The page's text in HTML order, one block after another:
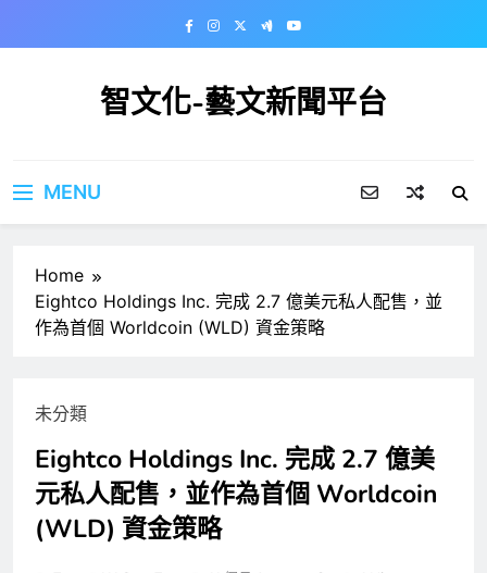
智文化-藝文新聞平台
MENU
Home
Eightco Holdings Inc. 完成 2.7 億美元私人配售，並
作為首個 Worldcoin (WLD) 資金策略
未分類
Eightco Holdings Inc. 完成 2.7 億美
元私人配售，並作為首個 Worldcoin
(WLD) 資金策略